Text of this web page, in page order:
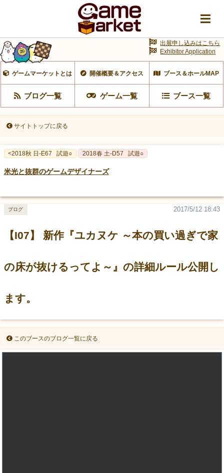
ゲームマーケットとは 開催概要＆アクセス ブース＆ホールMAP
ブログ一覧 ゲーム一覧 ブース一覧
出展申し込みはこちら
Exhibitor Application
サイトトップに戻る
<2018秋 日-E67 試遊○ 2018春 土-D57 試遊○
米光と抜群のゲームデザイナーズ
【I07】 新作『ユカヌケ ～本の買い過ぎで家
の床が抜けるってよ～』の詳細ルール公開し
ます。
2017/5/12 18:43
ブログ
このブースのブログ一覧に戻る